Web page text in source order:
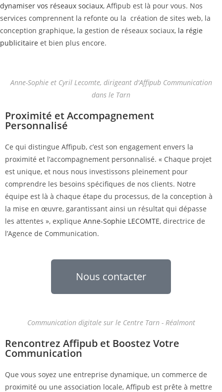
dynamiser vos réseaux sociaux, Affipub est là pour vous. Nos
services comprennent la refonte ou la création de sites web, la
conception graphique, la gestion de réseaux sociaux, la régie
publicitaire et bien plus encore.
Proximité et Accompagnement
Personnalisé
Ce qui distingue Affipub, c’est son engagement envers la
proximité et l’accompagnement personnalisé. « Chaque projet
est unique, et nous nous investissons pleinement pour
comprendre les besoins spécifiques de nos clients. Notre
équipe est là à chaque étape du processus, de la conception à
la mise en œuvre, garantissant ainsi un résultat qui dépasse
les attentes », explique Anne-Sophie LECOMTE, directrice de
l’Agence de Communication.
Nous contacter
Anne-Sophie et Cyril Lecomte, dirigeant d'Affipub Communication
dans le Tarn
Communication digitale sur le Centre Tarn - Réalmont
Rencontrez Affipub et Boostez Votre
Communication
Que vous soyez une entreprise dynamique, un commerce de
proximité ou une association locale, Affipub est prête à mettre